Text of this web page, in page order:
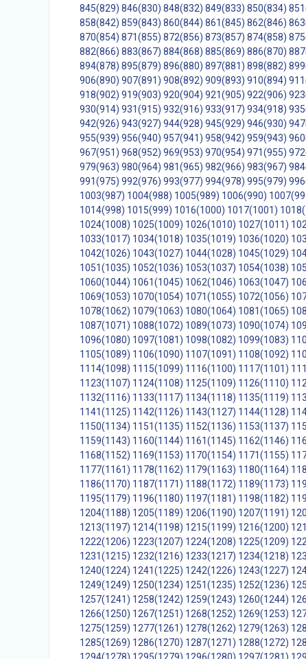
845(829) 846(830) 848(832) 849(833) 850(834)
858(842) 859(843) 860(844) 861(845) 862(846)
870(854) 871(855) 872(856) 873(857) 874(858)
882(866) 883(867) 884(868) 885(869) 886(870)
894(878) 895(879) 896(880) 897(881) 898(882)
906(890) 907(891) 908(892) 909(893) 910(894)
918(902) 919(903) 920(904) 921(905) 922(906)
930(914) 931(915) 932(916) 933(917) 934(918)
942(926) 943(927) 944(928) 945(929) 946(930)
955(939) 956(940) 957(941) 958(942) 959(943)
967(951) 968(952) 969(953) 970(954) 971(955)
979(963) 980(964) 981(965) 982(966) 983(967)
991(975) 992(976) 993(977) 994(978) 995(979)
1003(987) 1004(988) 1005(989) 1006(990)
1014(998) 1015(999) 1016(1000) 1017(1001)
1024(1008) 1025(1009) 1026(1010) 1027(1011)
1033(1017) 1034(1018) 1035(1019) 1036(1020)
1042(1026) 1043(1027) 1044(1028) 1045(1029)
1051(1035) 1052(1036) 1053(1037) 1054(1038)
1060(1044) 1061(1045) 1062(1046) 1063(1047)
1069(1053) 1070(1054) 1071(1055) 1072(1056)
1078(1062) 1079(1063) 1080(1064) 1081(1065)
1087(1071) 1088(1072) 1089(1073) 1090(1074)
1096(1080) 1097(1081) 1098(1082) 1099(1083)
1105(1089) 1106(1090) 1107(1091) 1108(1092)
1114(1098) 1115(1099) 1116(1100) 1117(1101)
1123(1107) 1124(1108) 1125(1109) 1126(1110)
1132(1116) 1133(1117) 1134(1118) 1135(1119)
1141(1125) 1142(1126) 1143(1127) 1144(1128)
1150(1134) 1151(1135) 1152(1136) 1153(1137)
1159(1143) 1160(1144) 1161(1145) 1162(1146)
1168(1152) 1169(1153) 1170(1154) 1171(1155)
1177(1161) 1178(1162) 1179(1163) 1180(1164)
1186(1170) 1187(1171) 1188(1172) 1189(1173)
1195(1179) 1196(1180) 1197(1181) 1198(1182)
1204(1188) 1205(1189) 1206(1190) 1207(1191)
1213(1197) 1214(1198) 1215(1199) 1216(1200)
1222(1206) 1223(1207) 1224(1208) 1225(1209)
1231(1215) 1232(1216) 1233(1217) 1234(1218)
1240(1224) 1241(1225) 1242(1226) 1243(1227)
1249(1249) 1250(1234) 1251(1235) 1252(1236)
1257(1241) 1258(1242) 1259(1243) 1260(1244)
1266(1250) 1267(1251) 1268(1252) 1269(1253)
1275(1259) 1277(1261) 1278(1262) 1279(1263)
1285(1269) 1286(1270) 1287(1271) 1288(1272)